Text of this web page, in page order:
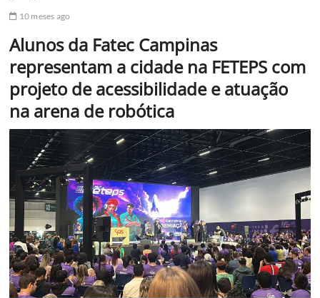
10 meses ago
Alunos da Fatec Campinas
representam a cidade na FETEPS com
projeto de acessibilidade e atuação
na arena de robótica